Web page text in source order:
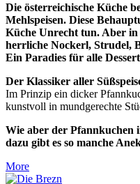
Die österreichische Küche
Mehlspeisen. Diese
Küche Unrecht tun. Aber in
herrliche Nockerl, Strudel,
Ein Paradies für alle
Der Klassiker aller
Im Prinzip ein dicker
kunstvoll in mundgerechte
Wie aber der Pfannkuchen
dazu gibt es so manche
More